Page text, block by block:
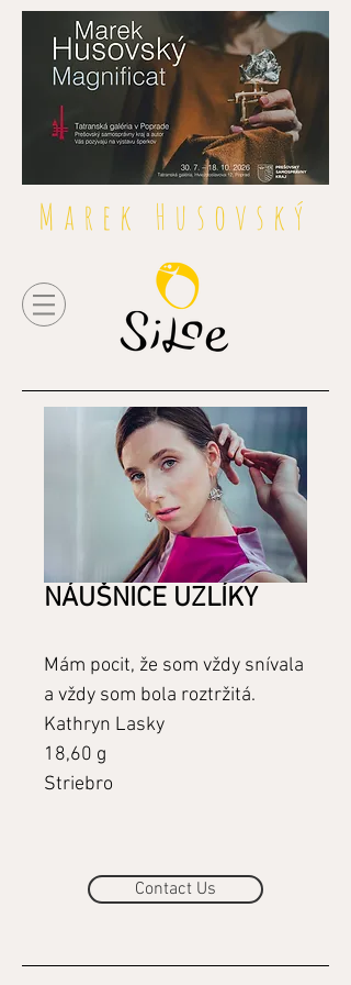
Marek Husovský
NÁUŠNICE UZLÍKY
Mám pocit, že som vždy snívala
a vždy som bola roztržitá.
Kathryn Lasky
18,60 g
Striebro
Contact Us